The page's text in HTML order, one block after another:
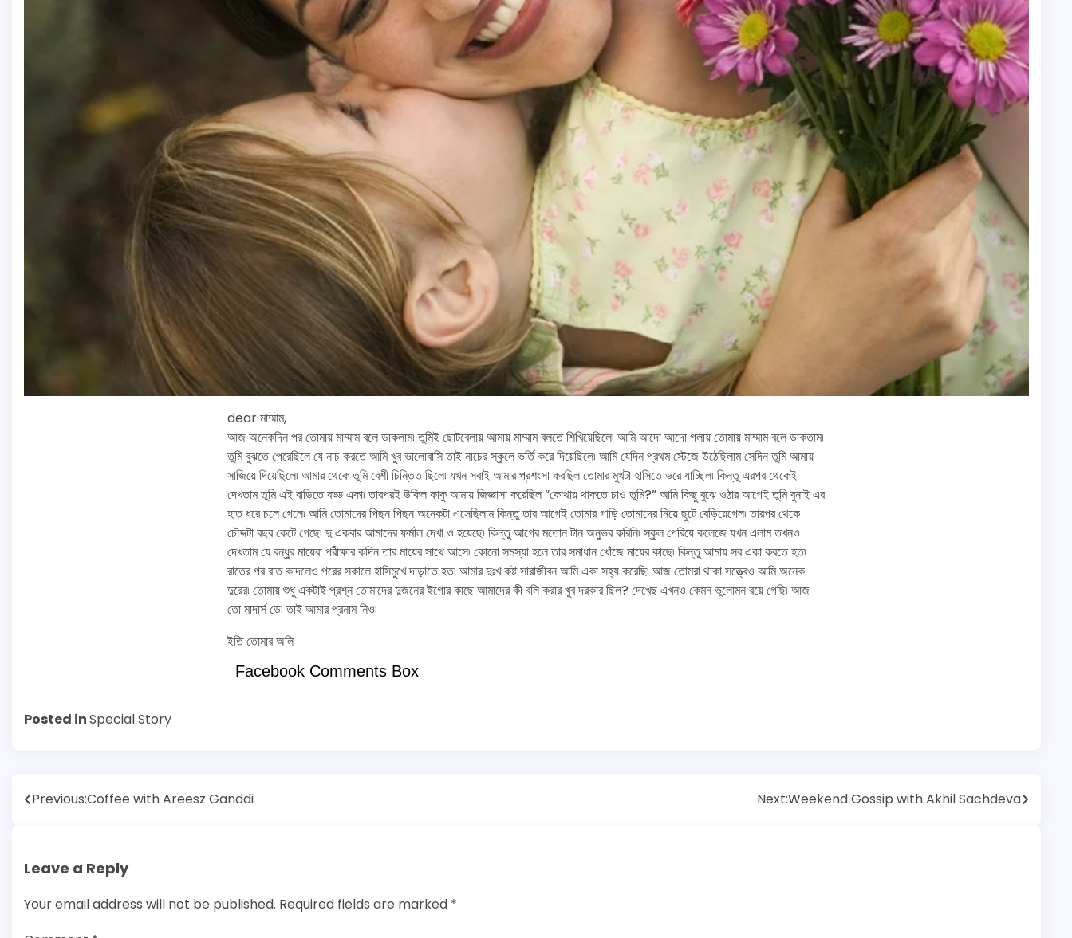
dear মাম্মাম,
আজ অনেকদিন পর তোমায় মাম্মাম বলে ডাকলাম৷ তুমিই ছোটবেলায় আমায় মাম্মাম বলতে শিখিয়েছিলে৷ আমি আদো আদো গলায় তোমায় মাম্মাম বলে ডাকতাম৷
তুমি বুঝতে পেরেছিলে যে নাচ করতে আমি খুব ভালোবাসি তাই নাচের স্কুলে ভর্তি করে দিয়েছিলে৷ আমি যেদিন প্রথম স্টেজে উঠেছিলাম সেদিন তুমি আমায়
সাজিয়ে দিয়েছিলে৷ আমার থেকে তুমি বেশী চিন্তিত ছিলে৷ যখন সবাই আমার প্রশংসা করছিল তোমার মুখটা হাসিতে ভরে যাচ্ছিল৷ কিন্তু এরপর থেকেই
দেখতাম তুমি এই বাড়িতে বড্ড একা৷ তারপরই উকিল কাকু আমায় জিজ্ঞাসা করেছিল “কোথায় থাকতে চাও তুমি?” আমি কিছু বুঝে ওঠার আগেই তুমি বুনাই এর
হাত ধরে চলে গেলে৷ আমি তোমাদের পিছন পিছন অনেকটা এসেছিলাম কিন্তু তার আগেই তোমার গাড়ি তোমাদের নিয়ে ছুটে বেড়িয়েগেল৷ তারপর থেকে
চৌদ্দটা বছর কেটে গেছে৷ দু একবার আমাদের ফর্মাল দেখা ও হয়েছে৷ কিন্তু আগের মতোন টান অনুভব করিনি৷ স্কুল পেরিয়ে কলেজে যখন এলাম তখনও
দেখতাম যে বন্ধুর মায়েরা পরীক্ষার কদিন তার মায়ের সাথে আসে৷ কোনো সমস্যা হলে তার সমাধান খোঁজে মায়ের কাছে৷ কিন্তু আমায় সব একা করতে হত৷
রাতের পর রাত কাদলেও পরের সকালে হাসিমুখে দাড়াতে হত৷ আমার দুঃখ কষ্ট সারাজীবন আমি একা সহ্য করেছি৷ আজ তোমরা থাকা সত্ত্বেও আমি অনেক
দুরের৷ তোমায় শুধু একটাই প্রশ্ন তোমাদের দুজনের ইগোর কাছে আমাদের কী বলি করার খুব দরকার ছিল? দেখেছ এখনও কেমন ভুলোমন রয়ে গেছি৷ আজ
তো মাদার্স ডে৷ তাই আমার প্রনাম নিও৷
ইতি তোমার অলি⁠⁠⁠⁠
Facebook Comments Box
Posted inSpecial Story
Post
Previous:Coffee with Areesz Ganddi Next:Weekend Gossip with Akhil Sachdeva
Leave a Reply
Your email address will not be published. Required fields are marked *